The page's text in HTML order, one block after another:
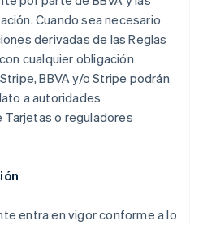
Cuando sea necesario
derivadas de las Reglas
cualquier obligación
BBVA y/o Stripe podrán
a autoridades
o reguladores
entra en vigor conforme a lo